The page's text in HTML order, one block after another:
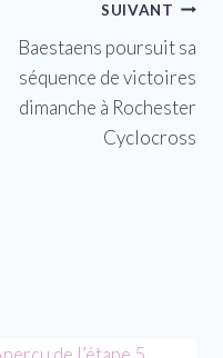
SUIVANT
Baestaens poursuit sa
séquence de victoires
dimanche à Rochester
Cyclocross